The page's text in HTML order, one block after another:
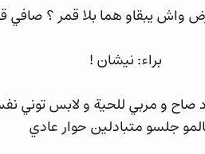
واش يبقاو هما بلا قمر ؟ صافي
براء: نيشان !
صاح و مربي للحية و لابس
جلسو متبادلين حوار عادي